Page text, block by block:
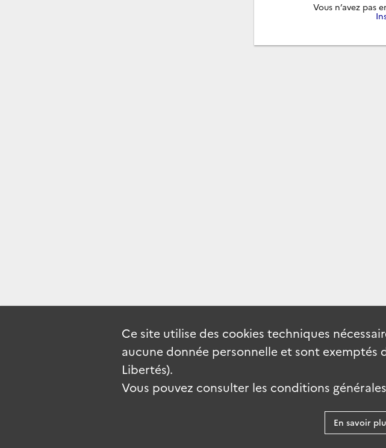
Vous n’avez pas
Ce site utilise des cookies techniques
aucune donnée personnelle et sont
Libertés).
Vous pouvez consulter les conditions
En savoir